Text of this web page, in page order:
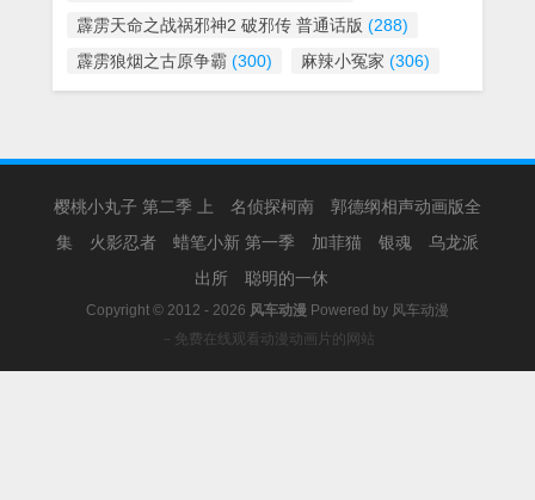
霹雳天命之战祸邪神2 破邪传 普通话版 (288)
霹雳狼烟之古原争霸 (300) 麻辣小冤家 (306)
樱桃小丸子 第二季 上 名侦探柯南
郭德纲相声动画版全
集
火影忍者 蜡笔小新 第一季 加菲猫 银魂
乌龙派
出所
聪明的一休
Copyright © 2012 - 2026 风车动漫 Powered by 风车动漫
－免费在线观看动漫动画片的网站